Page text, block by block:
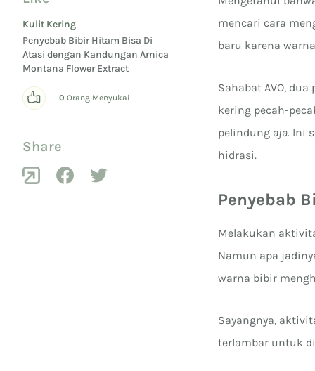
Kulit Kering
Penyebab Bibir Hitam Bisa Di
Atasi dengan Kandungan Arnica
Montana Flower Extract
0 Orang Menyukai
Share
mencari cara
baru karena
Sahabat AVO,
kering pecah-
pelindung aja. Ini
hidrasi.
Penyebab
Melakukan
Namun apa
warna bibir
Sayangnya,
terlambar untuk